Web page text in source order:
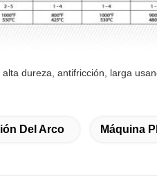
dureza, antifricción, larga
Del Arco Máquina